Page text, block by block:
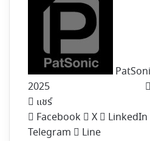
2025
แชร์
Facebook
X LinkedIn
Telegram
Line